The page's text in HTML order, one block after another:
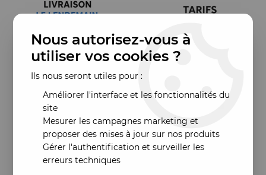
Nous autorisez-vous à
utiliser vos cookies ?
Ils nous seront utiles pour :
Améliorer l'interface et les fonctionnalités du
site
Mesurer les campagnes marketing et
proposer des mises à jour sur nos produits
Gérer l'authentification et surveiller les
erreurs techniques